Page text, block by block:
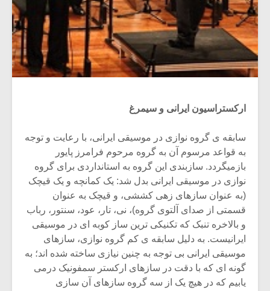
ارکستراسیون ایرانی و سیمرغ
سابقه ی گروه نوازی در موسیقی ایرانی، با رعایت و توجه
به قواعد مرسوم آن به گروه مرحوم فرامرز پایور
بازمیگردد. سازبندی این گروه به استانداردی برای گروه
نوازی در موسیقی ایرانی بدل شد: یک کمانچه و یک قیچک
(به عنوان سازهای زهی کششی، و قیچک به عنوان
قسمتی از صدای آلتوی گروه)، نی، تار، عود، سنتور، رباب
و بالاخره تنبک که تکنیکی ترین ساز کوبه ای در موسیقی
ایرانیست. به دلیل سابقه ی کم گروه نوازی، سازهای
موسیقی ایرانی بی توجه به چنین نیازی ساخته شده اند؛ به
گونه ای که با دقت در سازهای ارکستر سمفونیک درمی
یابیم که در هیچ یک از سه گروه سازهای آن سازی